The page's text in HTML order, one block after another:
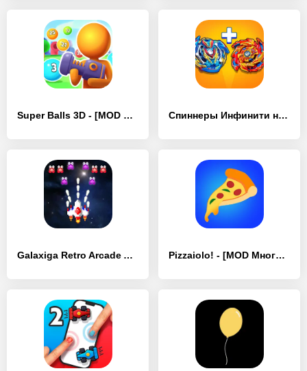
Super Balls 3D - [MOD Много монет] Спиннеры Инфинити надо - [MOD Много денег]
Galaxiga Retro Arcade Action - [MOD Много монет] Pizzaiolo! - [MOD Много денег]